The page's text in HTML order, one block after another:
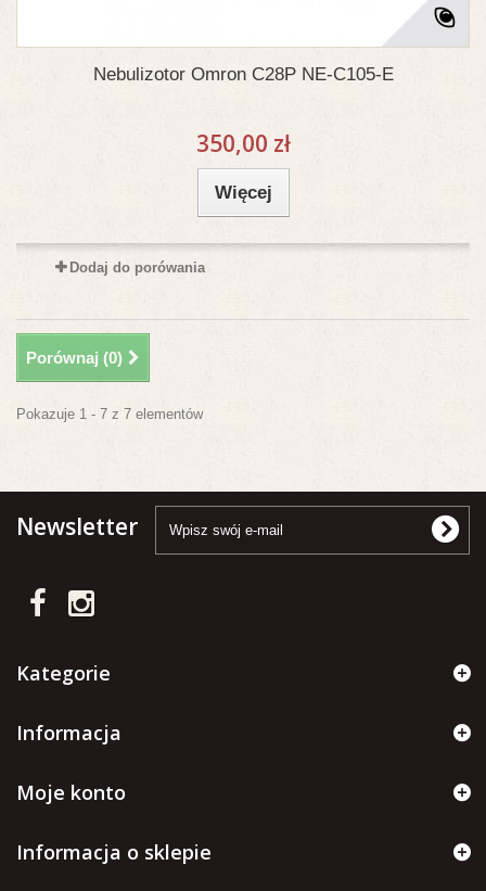
Nebulizotor Omron C28P NE-C105-E
350,00 zł
Więcej
Dodaj do porówania
Porównaj (0)
Pokazuje 1 - 7 z 7 elementów
Newsletter
Kategorie
Informacja
Moje konto
Informacja o sklepie